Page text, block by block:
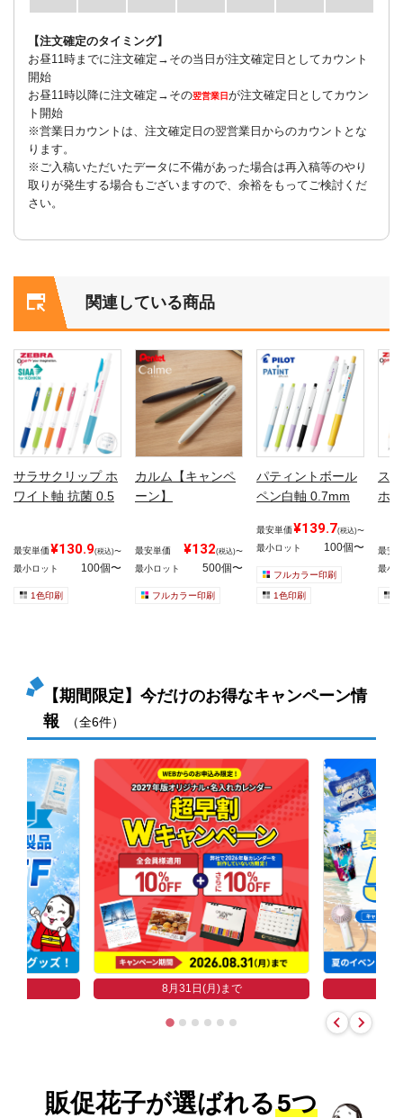
【注文確定のタイミング】
お昼11時までに注文確定→その当日が注文確定日としてカウント
開始
お昼11時以降に注文確定→その翌営業日が注文確定日としてカウン
ト開始
※営業日カウントは、注文確定日の翌営業日からのカウントとな
ります。
※ご入稿いただいたデータに不備があった場合は再入稿等のやり
取りが発生する場合もございますので、余裕をもってご検討くだ
さい。
関連している商品
サラサクリップ ホ
ワイト軸 抗菌 0.5
最安単価¥130.9(税込)〜
最小ロット 100個〜
1色印刷
カルム【キャンペ
ーン】
最安単価 ¥132(税込)〜
最小ロット 500個〜
フルカラー印刷
パティントボール
ペン白軸 0.7mm
最安単価¥139.7(税込)〜
最小ロット 100個〜
フルカラー印刷
1色印刷
ス
ホ
最安
最小
【期間限定】今だけのお得なキャンペーン情
報
（全6件）
8月31日(月)まで
販促花子が選ばれる5つ